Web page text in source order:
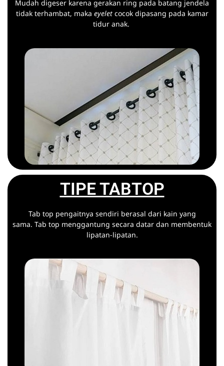
Mudah digeser karena gerakan ring pada batang jendela
tidak terhambat, maka eyelet cocok dipasang pada kamar
tidur anak.
TIPE TABTOP
Tab top pengaitnya sendiri berasal dari kain yang
sama. Tab top menggantung secara datar dan membentuk
lipatan-lipatan.